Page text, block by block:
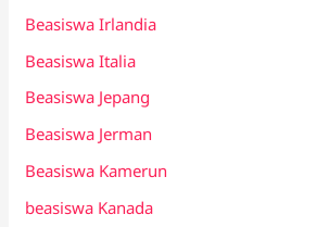
Beasiswa Irlandia
Beasiswa Italia
Beasiswa Jepang
Beasiswa Jerman
Beasiswa Kamerun
beasiswa Kanada